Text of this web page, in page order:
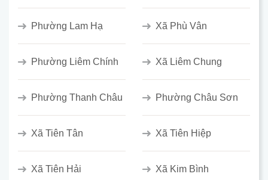
Phường Lam Hạ Xã Phù Vân
Phường Liêm Chính Xã Liêm Chung
Phường Thanh Châu Phường Châu Sơn
Xã Tiên Tân Xã Tiên Hiệp
Xã Tiên Hải Xã Kim Bình